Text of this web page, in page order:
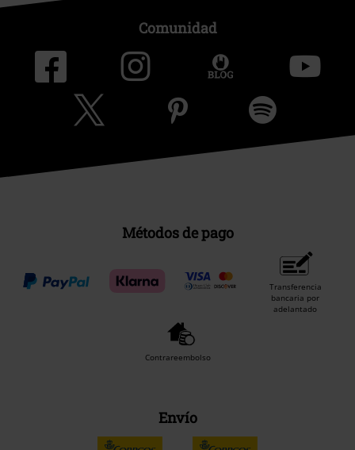
Comunidad
Métodos de pago
Transferencia
bancaria por
adelantado
Contrareembolso
Envío